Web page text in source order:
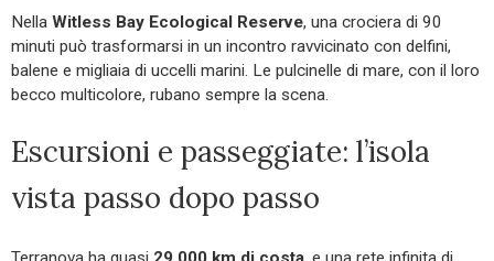
Nella Witless Bay Ecological Reserve, una crociera di 90
minuti può trasformarsi in un incontro ravvicinato con delfini,
balene e migliaia di uccelli marini. Le pulcinelle di mare, con il loro
becco multicolore, rubano sempre la scena.
Escursioni e passeggiate: l’isola
vista passo dopo passo